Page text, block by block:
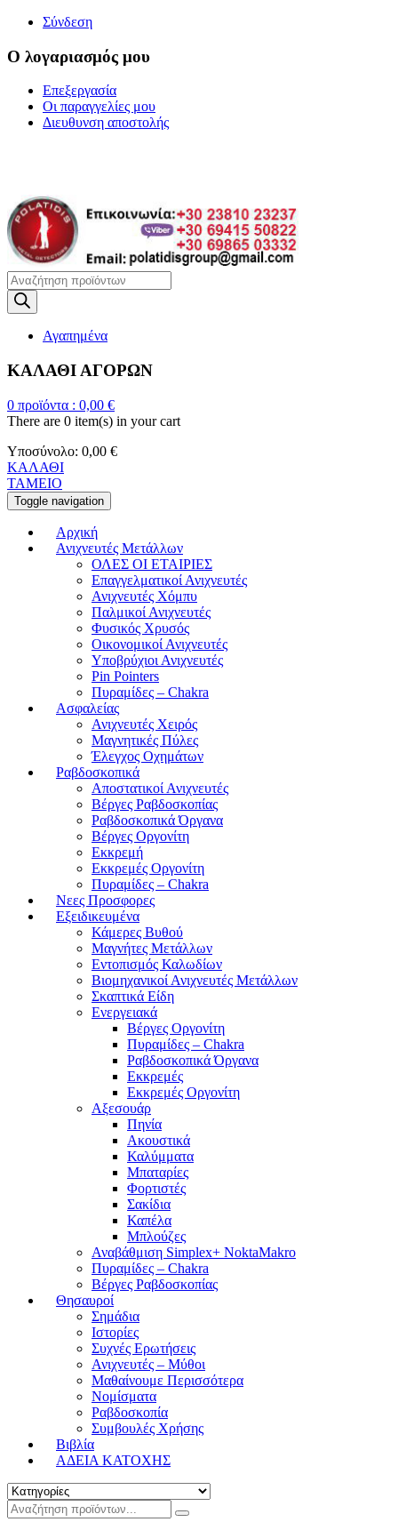
Σύνδεση
Ο λογαριασμός μου
Επεξεργασία
Οι παραγγελίες μου
Διευθυνση αποστολής
Products
search
Αγαπημένα
ΚΑΛΑΘΙ ΑΓΟΡΩΝ
0 προϊόντα : 0,00 €
There are 0 item(s) in your cart
Υποσύνολο: 0,00 €
ΚΑΛΑΘΙ
ΤΑΜΕΙΟ
Toggle navigation
Αρχική
Ανιχνευτές Μετάλλων
ΟΛΕΣ ΟΙ ΕΤΑΙΡΙΕΣ
Επαγγελματικοί Ανιχνευτές
Ανιχνευτές Χόμπυ
Παλμικοί Ανιχνευτές
Φυσικός Χρυσός
Οικονομικοί Ανιχνευτές
Υποβρύχιοι Ανιχνευτές
Pin Pointers
Πυραμίδες – Chakra
Ασφαλείας
Ανιχνευτές Χειρός
Μαγνητικές Πύλες
Έλεγχος Οχημάτων
Ραβδοσκοπικά
Αποστατικοί Ανιχνευτές
Βέργες Ραβδοσκοπίας
Ραβδοσκοπικά Όργανα
Βέργες Οργονίτη
Εκκρεμή
Εκκρεμές Οργονίτη
Πυραμίδες – Chakra
Νεες Προσφορες
Εξειδικευμένα
Κάμερες Βυθού
Μαγνήτες Μετάλλων
Εντοπισμός Καλωδίων
Βιομηχανικοί Ανιχνευτές Μετάλλων
Σκαπτικά Είδη
Ενεργειακά
Βέργες Οργονίτη
Πυραμίδες – Chakra
Ραβδοσκοπικά Όργανα
Εκκρεμές
Εκκρεμές Οργονίτη
Αξεσουάρ
Πηνία
Ακουστικά
Καλύμματα
Μπαταρίες
Φορτιστές
Σακίδια
Καπέλα
Μπλούζες
Αναβάθμιση Simplex+ NoktaMakro
Πυραμίδες – Chakra
Βέργες Ραβδοσκοπίας
Θησαυροί
Σημάδια
Ιστορίες
Συχνές Ερωτήσεις
Ανιχνευτές – Μύθοι
Μαθαίνουμε Περισσότερα
Νομίσματα
Ραβδοσκοπία
Συμβουλές Χρήσης
Βιβλία
ΑΔΕΙΑ ΚΑΤΟΧΗΣ